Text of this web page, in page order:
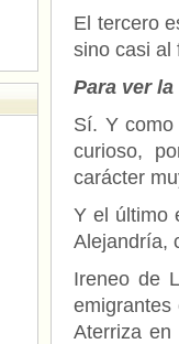
El tercero
sino casi al
Para ver
Sí. Y
curioso,
carácter
Y el último
Alejandría,
Ireneo de
emigrantes
Aterriza